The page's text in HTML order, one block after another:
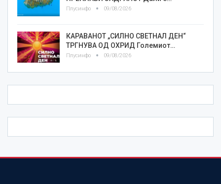
Плусинфо 09/08/2026
КАРАВАНОТ „СИЛНО СВЕТНАЛ ДЕН“
ТРГНУВА ОД ОХРИД Големиот…
Плусинфо 09/08/2026